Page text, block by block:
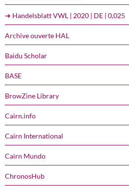
➔ Handelsblatt VWL | 2020 | DE | 0,025
Archive ouverte HAL
Baidu Scholar
BASE
BrowZine Library
Cairn.info
Cairn International
Cairn Mundo
ChronosHub